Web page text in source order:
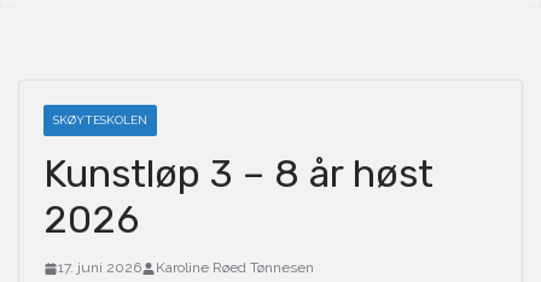
SKØYTESKOLEN
Kunstløp 3 – 8 år høst
2026
17. juni 2026 Karoline Røed Tønnesen